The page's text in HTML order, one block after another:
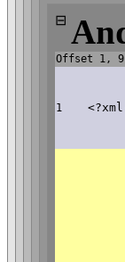
⊟
Offset 1,
1 <?xml